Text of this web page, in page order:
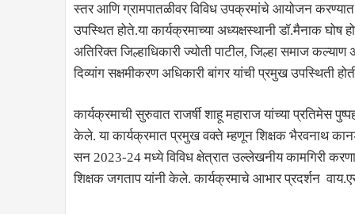
स्तर आणि ग्रामपातळीवर विविध उपक्रमांचे आयोजन
उपस्थित होते.या कार्यक्रमाच्या अध्यक्षस्थानी डॉ.मैनाक घोष
अतिरिक्त जिल्हाधिकारी ज्योती पाटील, जिल्हा समाज
दिव्यांग सक्षमीकरण अधिकारी बांगर यांची प्रमुख उपस्थिती
कार्यक्रमाची सुरुवात राजर्षी शाहू महाराज यांच्या
केले. या कार्यक्रमात प्रमुख वक्ते म्हणून शिक्षक भैरवनाथ कानडे
सन 2023-24 मध्ये विविध क्षेत्रात उल्लेखनीय कामगिरी
शिक्षक जगताप यांनी केले. कार्यक्रमाचे आभार प्रदर्शन